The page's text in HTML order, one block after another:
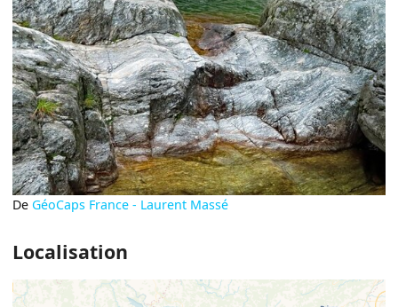
De GéoCaps France - Laurent Massé
Localisation